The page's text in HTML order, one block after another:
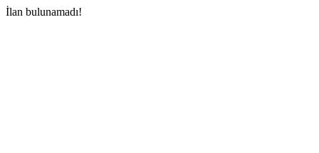
İlan bulunamadı!